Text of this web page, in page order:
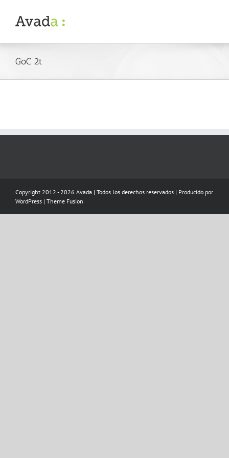
content
GoC 2t
Copyright 2012 - 2026 Avada | Todos los derechos reservados | Producido por
WordPress | Theme Fusion